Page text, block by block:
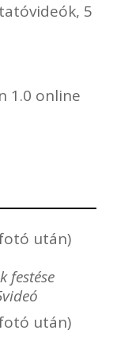
5
1.0 online
után)
festése
után)